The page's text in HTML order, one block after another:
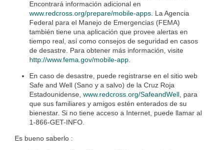
Encontrará información adicional en
www.redcross.org/prepare/mobile-apps . La Agencia
Federal para el Manejo de Emergencias (FEMA)
también tiene una aplicación que provee alertas en
tiempo real, así como consejos de seguridad en casos
de desastre. Para obtener más información, visite
http://www.fema.gov/mobile-app
En caso de desastre, puede registrarse en el sitio web
Safe and Well (Sano y a salvo) de la Cruz Roja
Estadounidense, www.redcross.org/SafeandWell , para
que sus familiares y amigos estén enterados de su
bienestar. Si no tiene acceso a Internet, puede llamar al
1-866-GET-INFO.
Es bueno saberlo :